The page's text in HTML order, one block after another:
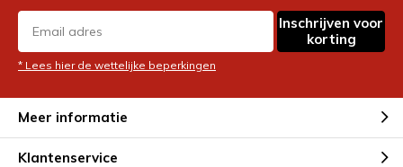
Inschrijven voor
korting
* Lees hier de wettelijke beperkingen
Meer informatie
Klantenservice